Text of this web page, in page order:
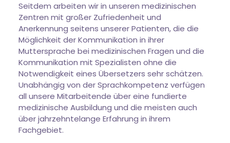
Seitdem arbeiten wir in unseren medizinischen
Zentren mit großer Zufriedenheit und
Anerkennung seitens unserer Patienten, die die
Möglichkeit der Kommunikation in ihrer
Muttersprache bei medizinischen Fragen und die
Kommunikation mit Spezialisten ohne die
Notwendigkeit eines Übersetzers sehr schätzen.
Unabhängig von der Sprachkompetenz verfügen
all unsere Mitarbeitende über eine fundierte
medizinische Ausbildung und die meisten auch
über jahrzehntelange Erfahrung in ihrem
Fachgebiet.